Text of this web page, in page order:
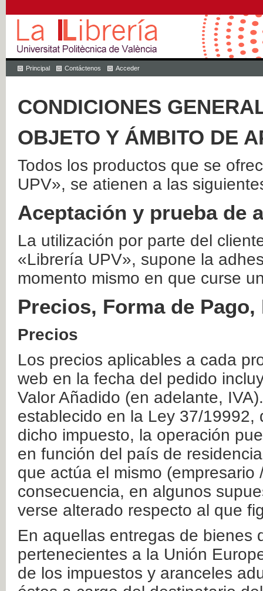
Principal Contáctenos Acceder
CONDICIONES
OBJETO Y ÁMBITO DE
Todos los productos que se
UPV», se atienen a las
Aceptación y prueba de
La utilización por parte del
«Librería UPV», supone la
momento mismo en que curse
Precios, Forma de
Precios
Los precios aplicables a cada
web en la fecha del pedido
Valor Añadido (en adelante,
establecido en la Ley 37/
dicho impuesto, la operación
en función del país de
que actúa el mismo
consecuencia, en algunos
verse alterado respecto al que
En aquellas entregas de bienes
pertenecientes a la Unión
de los impuestos y aranceles